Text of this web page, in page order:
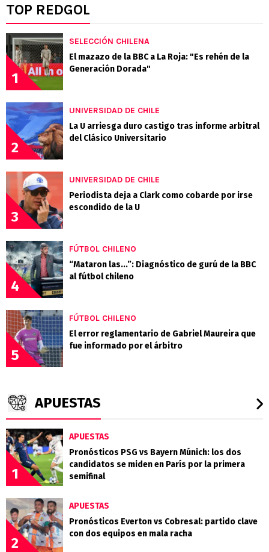
TOP REDGOL
1
SELECCIÓN CHILENA
El mazazo de la BBC a La Roja: "Es rehén de la
Generación Dorada"
2
UNIVERSIDAD DE CHILE
La U arriesga duro castigo tras informe arbitral
del Clásico Universitario
3
UNIVERSIDAD DE CHILE
Periodista deja a Clark como cobarde por irse
escondido de la U
4
FÚTBOL CHILENO
“Mataron las...”: Diagnóstico de gurú de la BBC
al fútbol chileno
5
FÚTBOL CHILENO
El error reglamentario de Gabriel Maureira que
fue informado por el árbitro
APUESTAS
1
APUESTAS
Pronósticos PSG vs Bayern Múnich: los dos
candidatos se miden en París por la primera
semifinal
2
APUESTAS
Pronósticos Everton vs Cobresal: partido clave
con dos equipos en mala racha